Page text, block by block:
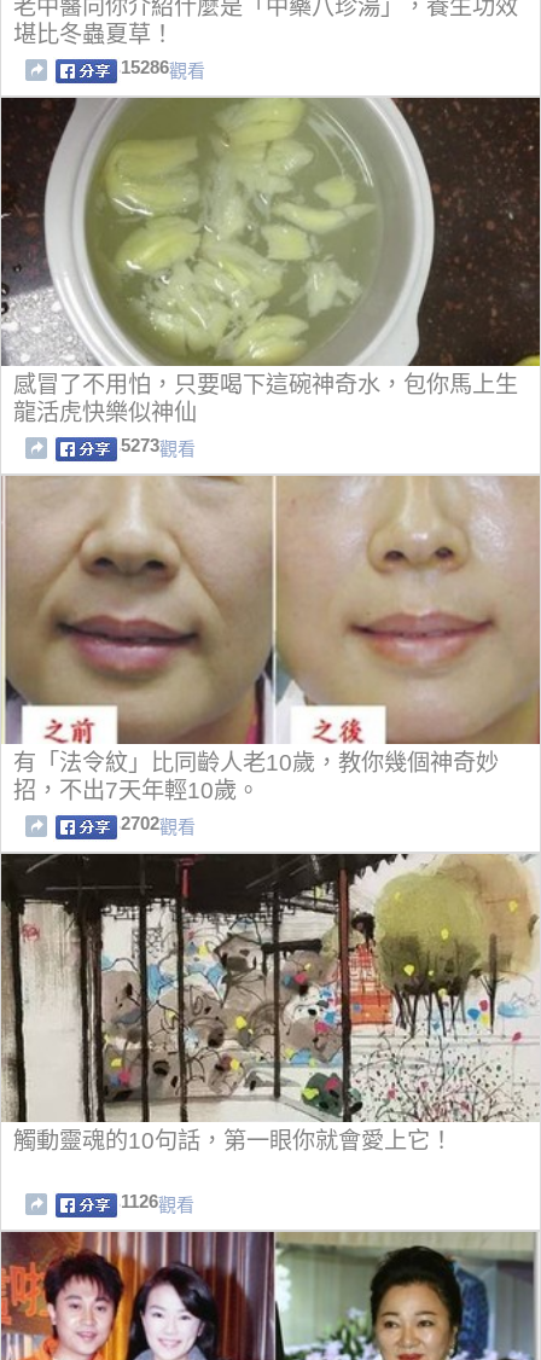
老中醫向你介紹什麼是「中藥八珍湯」，養生功效
堪比冬蟲夏草！
15286觀看
感冒了不用怕，只要喝下這碗神奇水，包你馬上生
龍活虎快樂似神仙
5273觀看
有「法令紋」比同齡人老10歲，教你幾個神奇妙
招，不出7天年輕10歲。
2702觀看
觸動靈魂的10句話，第一眼你就會愛上它！
1126觀看